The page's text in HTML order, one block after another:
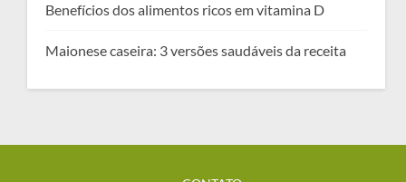
Benefícios dos alimentos ricos em vitamina D
Maionese caseira: 3 versões saudáveis da receita